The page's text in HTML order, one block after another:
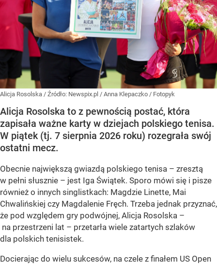
Alicja Rosolska / Źródło: Newspix.pl / Anna Klepaczko / Fotopyk
Alicja Rosolska to z pewnością postać, która
zapisała ważne karty w dziejach polskiego tenisa.
W piątek (tj. 7 sierpnia 2026 roku) rozegrała swój
ostatni mecz.
Obecnie największą gwiazdą polskiego tenisa – zresztą
w pełni słusznie – jest Iga Świątek. Sporo mówi się i pisze
również o innych singlistkach: Magdzie Linette, Mai
Chwalińskiej czy Magdalenie Fręch. Trzeba jednak przyznać,
że pod względem gry podwójnej, Alicja Rosolska –
na przestrzeni lat – przetarła wiele zatartych szlaków
dla polskich tenisistek.
Docierając do wielu sukcesów, na czele z finałem US Open